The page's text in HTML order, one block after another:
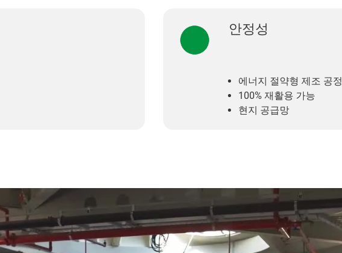
안정성
에너지 절약형 제조 공정
100% 재활용 가능
현지 공급망